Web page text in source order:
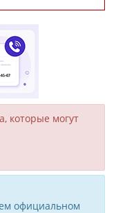
кото­рые могут
официальном